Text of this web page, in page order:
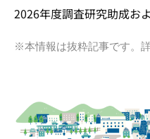
2026年度調査研究助成お
※本情報は抜粋記事です。